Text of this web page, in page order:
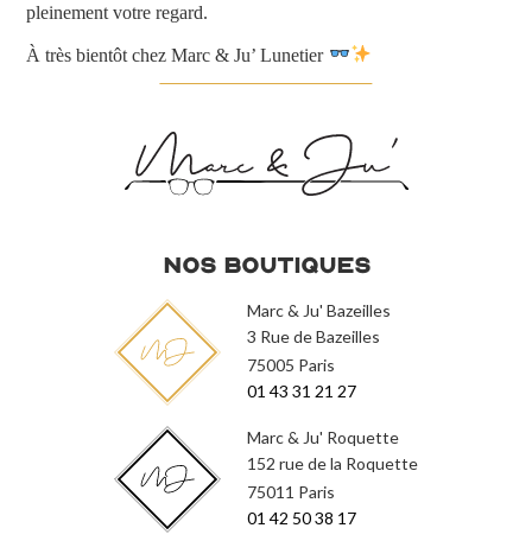
pleinement votre regard.
À très bientôt chez Marc & Ju’ Lunetier
Nos Boutiques
Marc & Ju' Bazeilles
3 Rue de Bazeilles
75005 Paris
01 43 31 21 27
Marc & Ju' Roquette
152 rue de la Roquette
75011 Paris
01 42 50 38 17